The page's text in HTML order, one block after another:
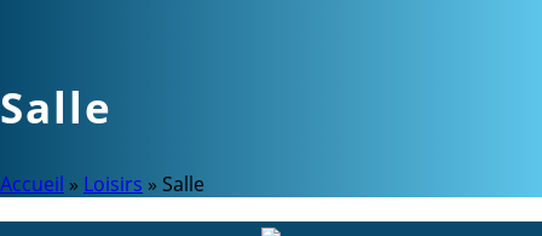
Salle
Accueil » Loisirs » Salle